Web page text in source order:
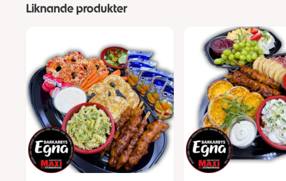
Liknande produkter